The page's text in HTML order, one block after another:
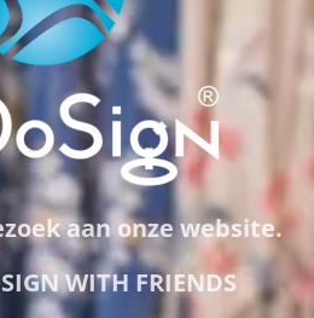
aan onze website.
WITH FRIENDS